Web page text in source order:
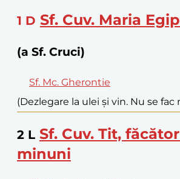
1 D Sf. Cuv. Maria
(a Sf. Cruci)
Sf. Mc. Gherontie
(Dezlegare la ulei și vin. Nu se fac
2 L Sf. Cuv. Tit,
minuni